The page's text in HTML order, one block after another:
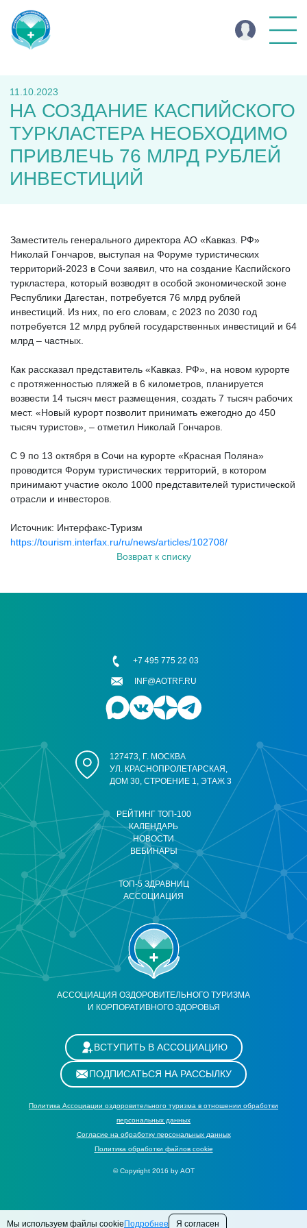
11.10.2023
НА СОЗДАНИЕ КАСПИЙСКОГО
ТУРКЛАСТЕРА НЕОБХОДИМО
ПРИВЛЕЧЬ 76 МЛРД РУБЛЕЙ
ИНВЕСТИЦИЙ
Заместитель генерального директора АО «Кавказ. РФ»
Николай Гончаров, выступая на Форуме туристических
территорий-2023 в Сочи заявил, что на создание Каспийского
туркластера, который возводят в особой экономической зоне
Республики Дагестан, потребуется 76 млрд рублей
инвестиций. Из них, по его словам, с 2023 по 2030 год
потребуется 12 млрд рублей государственных инвестиций и 64
млрд – частных.
Как рассказал представитель «Кавказ. РФ», на новом курорте
с протяженностью пляжей в 6 километров, планируется
возвести 14 тысяч мест размещения, создать 7 тысяч рабочих
мест. «Новый курорт позволит принимать ежегодно до 450
тысяч туристов», – отметил Николай Гончаров.
С 9 по 13 октября в Сочи на курорте «Красная Поляна»
проводится Форум туристических территорий, в котором
принимают участие около 1000 представителей туристической
отрасли и инвесторов.
Источник: Интерфакс-Туризм
https://tourism.interfax.ru/ru/news/articles/102708/
Возврат к списку
АССОЦИАЦИЯ ОЗДОРОВИТЕЛЬНОГО ТУРИЗМА
И КОРПОРАТИВНОГО ЗДОРОВЬЯ
РЕЙТИНГ ТОП-100
КАЛЕНДАРЬ
НОВОСТИ
ВЕБИНАРЫ
ТОП-5 ЗДРАВНИЦ
АССОЦИАЦИЯ
127473, Г. МОСКВА
УЛ. КРАСНОПРОЛЕТАРСКАЯ,
ДОМ 30, СТРОЕНИЕ 1, ЭТАЖ 3
+7 495 775 22 03
INF@AOTRF.RU
ВСТУПИТЬ В АССОЦИАЦИЮ
ПОДПИСАТЬСЯ НА РАССЫЛКУ
Политика Ассоциации оздоровительного туризма в отношении обработки
персональных данных
Cогласие на обработку персональных данных
Политика обработки файлов cookie
© Copyright 2016 by АОТ
Мы используем файлы cookie Подробнее Я согласен